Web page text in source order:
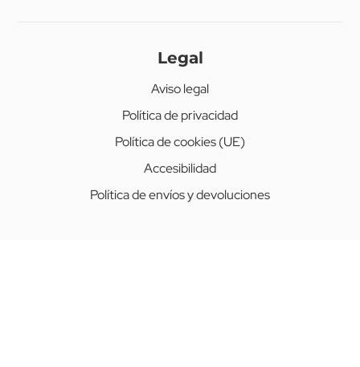
Legal
Aviso legal
Política de privacidad
Política de cookies (UE)
Accesibilidad
Política de envíos y devoluciones